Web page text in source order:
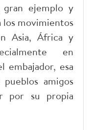
ejemplo y
movimientos
Asia, África y
en
embajador, esa
amigos
por su propia